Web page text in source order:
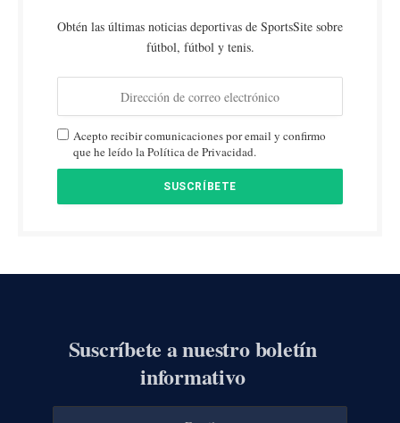
Obtén las últimas noticias deportivas de SportsSite sobre
fútbol, fútbol y tenis.
Acepto recibir comunicaciones por email y confirmo
que he leído la Política de Privacidad.
Suscríbete a nuestro boletín
informativo